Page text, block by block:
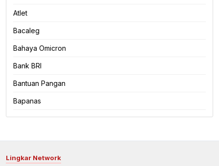
Atlet
Bacaleg
Bahaya Omicron
Bank BRI
Bantuan Pangan
Bapanas
Lingkar Network